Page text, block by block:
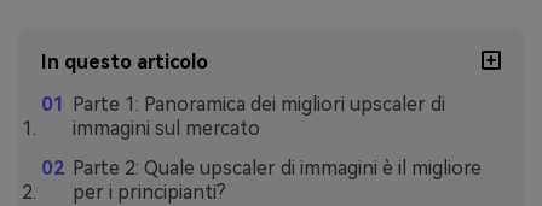
In questo articolo
Parte 1: Panoramica dei migliori upscaler di
immagini sul mercato
Parte 2: Quale upscaler di immagini è il migliore
per i principianti?